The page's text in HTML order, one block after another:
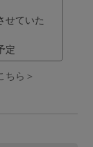
せていた
定
ちら＞